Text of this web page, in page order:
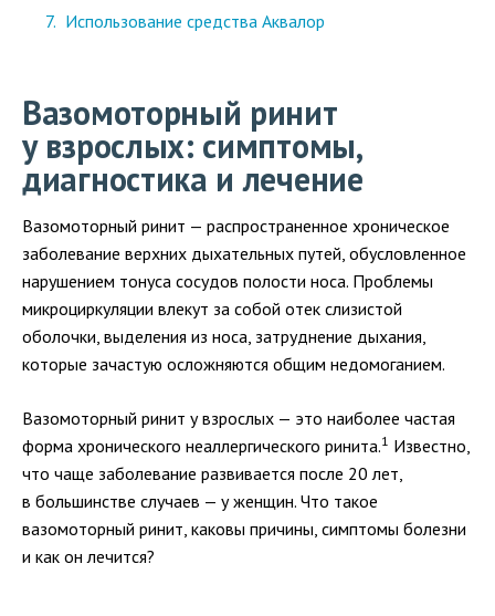
Использование средства Аквалор
Вазомоторный ринит
у взрослых: симптомы,
диагностика и лечение
Вазомоторный ринит — распространенное хроническое
заболевание верхних дыхательных путей, обусловленное
нарушением тонуса сосудов полости носа. Проблемы
микроциркуляции влекут за собой отек слизистой
оболочки, выделения из носа, затруднение дыхания,
которые зачастую осложняются общим недомоганием.
Вазомоторный ринит у взрослых — это наиболее частая
форма хронического неаллергического ринита.1 Известно,
что чаще заболевание развивается после 20 лет,
в большинстве случаев — у женщин. Что такое
вазомоторный ринит, каковы причины, симптомы болезни
и как он лечится?